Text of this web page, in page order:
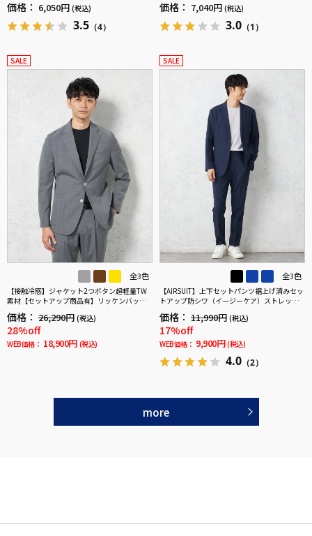
価格： 6,050円 (税込)
3.5 （4）
価格： 7,040円 (税込)
3.0 （1）
SALE
全3色
【接触冷感】ジャケット2つボタン超軽量TW
素材【セットアップ商品有】リッケンバッカ
ーブラック春夏
価格： 26,290円 (税込)
28%off
WEB価格： 18,900円 (税込)
SALE
全3色
【AIRSUIT】上下セットパンツ裾上げ済みセッ
トアップ防シワ（イージーケア）ストレッチ
通年吸汗速乾UVカット2つボタンジャケットノ
ータックスラックス春夏
価格： 11,990円 (税込)
17%off
WEB価格： 9,900円 (税込)
4.0 （2）
more